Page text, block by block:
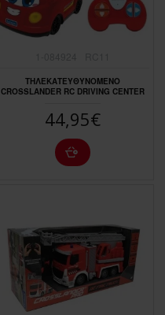
ΤΗΛΕΚΑΤΕΥΘΥΝΟΜΕΝΟ
CROSSLANDER RC DRIVING CENTER
44,95€